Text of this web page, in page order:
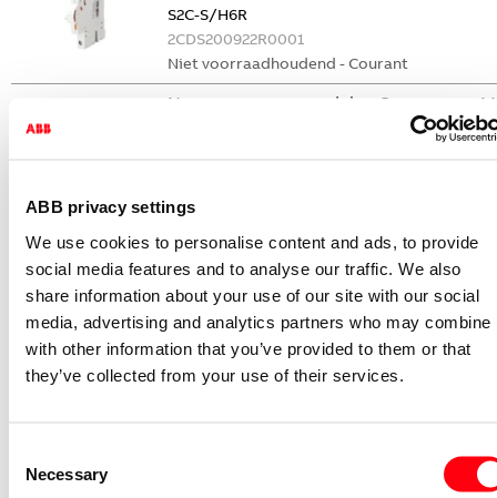
ABB privacy settings
We use cookies to personalise content and ads, to provide
social media features and to analyse our traffic. We also
share information about your use of our site with our social
media, advertising and analytics partners who may combine
with other information that you’ve provided to them or that
they’ve collected from your use of their services.
Selection
Necessary
S2C-S/H6R
2CDS200922R0001
Niet voorraadhoudend - Courant
Nevenapparaat modulair System pro M
Niet voorraadhoudend - Courant
Nevenapparaat modulair System pro M
compact Hulpcontact 1M+1V
S2C-H11L
2CDS200936R0001
Niet voorraadhoudend - Courant